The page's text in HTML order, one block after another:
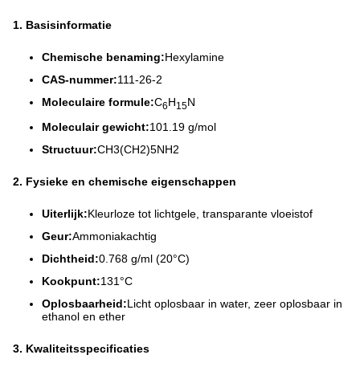
1. Basisinformatie
Chemische benaming:Hexylamine
CAS-nummer:111-26-2
Moleculaire formule:C6H15N
Moleculair gewicht:101.19 g/mol
Structuur:CH3(CH2)5NH2
2. Fysieke en chemische eigenschappen
Uiterlijk:Kleurloze tot lichtgele, transparante vloeistof
Geur:Ammoniakachtig
Dichtheid:0.768 g/ml (20°C)
Kookpunt:131°C
Oplosbaarheid:Licht oplosbaar in water, zeer oplosbaar in
ethanol en ether
3. Kwaliteitsspecificaties